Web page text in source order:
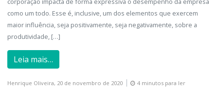
como um todo. Esse é, inclusive, um dos elementos que exercem
maior influência, seja positivamente, seja negativamente, sobre a
produtividade, […]
Leia mais…
Henrique Oliveira, 20 de novembro de 2020 4 minutos para ler